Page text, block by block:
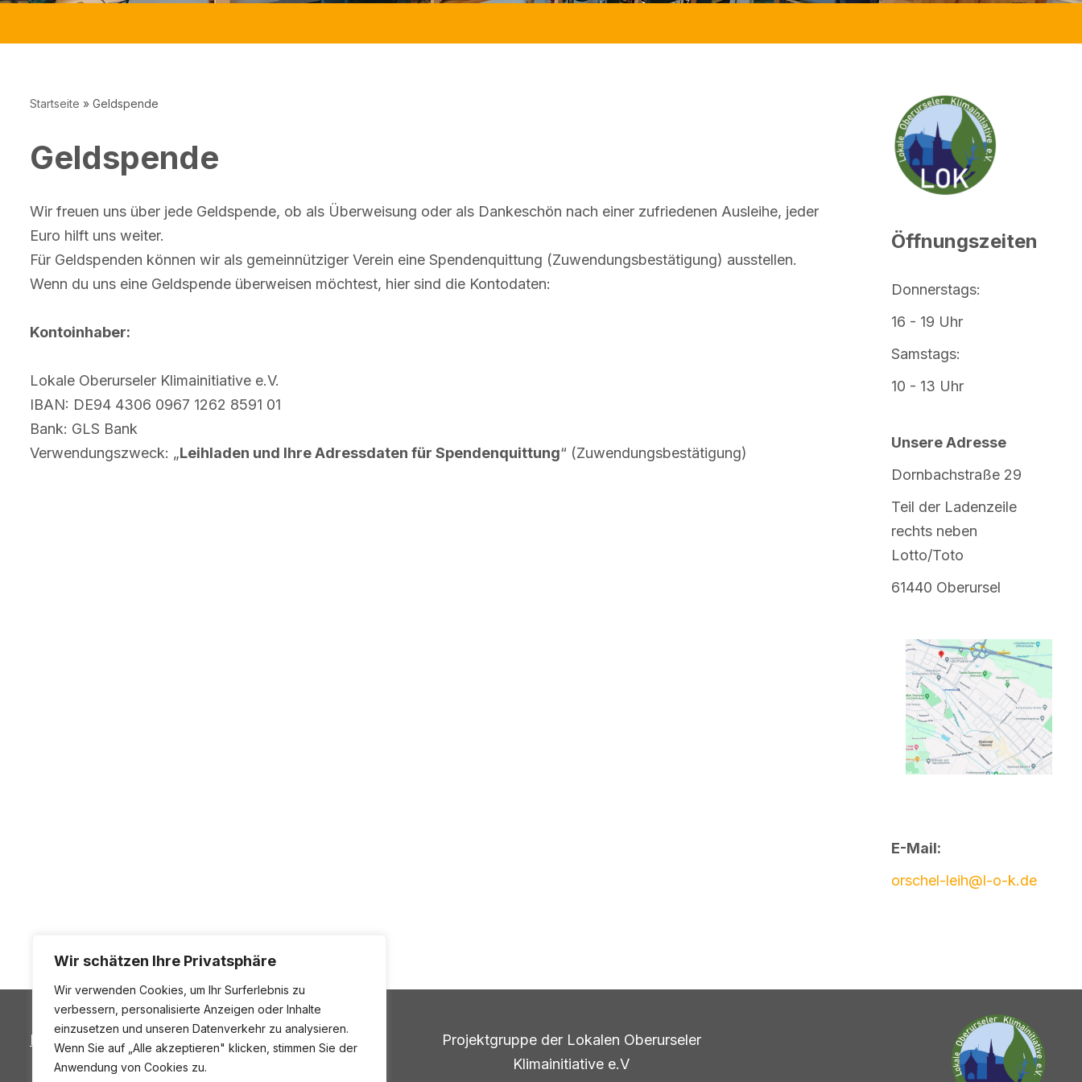
Wir schätzen Ihre Privatsphäre
Wir verwenden Cookies, um Ihr Surferlebnis zu
verbessern, personalisierte Anzeigen oder Inhalte
einzusetzen und unseren Datenverkehr zu analysieren.
Wenn Sie auf „Alle akzeptieren" klicken, stimmen Sie der
Anwendung von Cookies zu.
Startseite » Geldspende
Geldspende
Wir freuen uns über jede Geldspende, ob als Überweisung oder als Dankeschön nach einer zufriedenen Ausleihe, jeder
Euro hilft uns weiter.
Für Geldspenden können wir als gemeinnütziger Verein eine Spendenquittung (Zuwendungsbestätigung) ausstellen.
Wenn du uns eine Geldspende überweisen möchtest, hier sind die Kontodaten:
Kontoinhaber:
Lokale Oberurseler Klimainitiative e.V.
IBAN: DE94 4306 0967 1262 8591 01
Bank: GLS Bank
Verwendungszweck: „Leihladen und Ihre Adressdaten für Spendenquittung“ (Zuwendungsbestätigung)
Öffnungszeiten
Donnerstags:
16 - 19 Uhr
Samstags:
10 - 13 Uhr
Unsere Adresse
Dornbachstraße 29
Teil der Ladenzeile
rechts neben
Lotto/Toto
61440 Oberursel
E-Mail:
orschel-leih@l-o-k.de
Datenschutzbestimmungen
Projektgruppe der Lokalen Oberurseler
Klimainitiative e.V